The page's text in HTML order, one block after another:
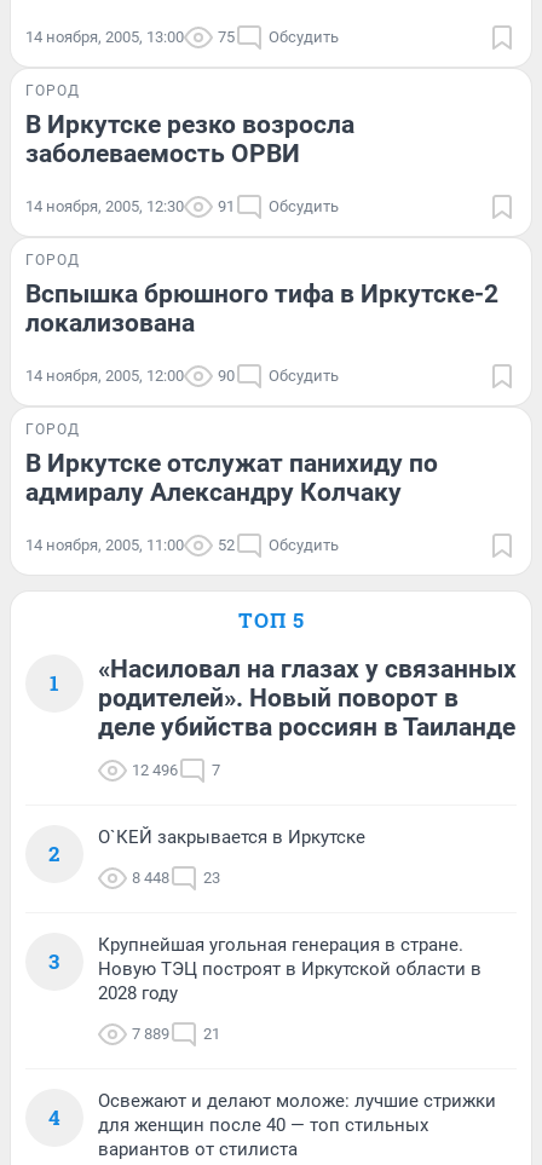
14 ноября, 2005, 13:00 75 Обсудить
ГОРОД
В Иркутске резко возросла
заболеваемость ОРВИ
14 ноября, 2005, 12:30 91 Обсудить
ГОРОД
Вспышка брюшного тифа в Иркутске-2
локализована
14 ноября, 2005, 12:00 90 Обсудить
ГОРОД
В Иркутске отслужат панихиду по
адмиралу Александру Колчаку
14 ноября, 2005, 11:00 52 Обсудить
ТОП 5
1
«Насиловал на глазах у связанных
родителей». Новый поворот в
деле убийства россиян в Таиланде
12 496 7
2
О`КЕЙ закрывается в Иркутске
8 448 23
3
Крупнейшая угольная генерация в стране.
Новую ТЭЦ построят в Иркутской области в
2028 году
7 889 21
4
Освежают и делают моложе: лучшие стрижки
для женщин после 40 — топ стильных
вариантов от стилиста